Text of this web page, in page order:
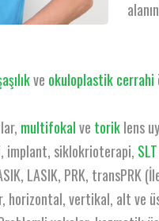
ve okuloplastik cerrahi
multifokalve toriklens
implant, siklokrioterapi, SLT
LASIK, PRK, transPRK
horizontal, vertikal, alt ve